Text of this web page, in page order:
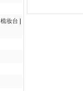
梳妆台